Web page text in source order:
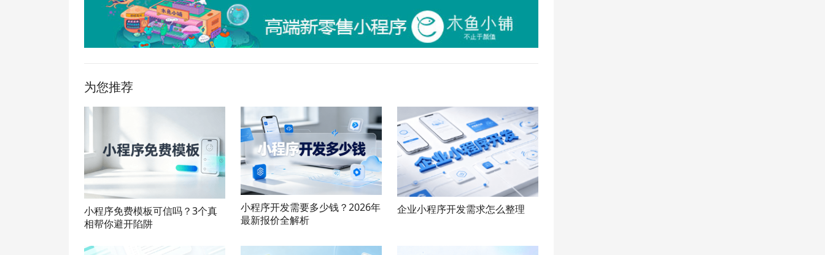
为您推荐
小程序免费模板可信吗？3个真
相帮你避开陷阱
小程序开发需要多少钱？2026年
最新报价全解析
企业小程序开发需求怎么整理